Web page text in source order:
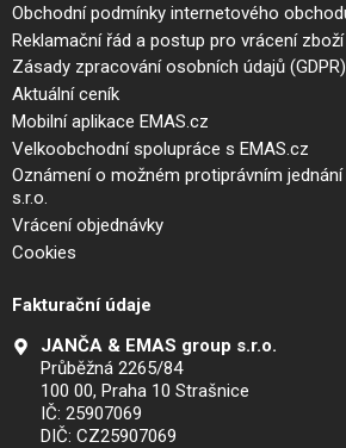
Obchodní podmínky internetového
Reklamační řád a postup pro vrácení zboží
Zásady zpracování osobních údajů (GDPR)
Aktuální ceník
Mobilní aplikace EMAS.cz
Velkoobchodní spolupráce s EMAS.cz
Oznámení o možném protiprávním
s.r.o.
Vrácení objednávky
Cookies
Fakturační údaje
JANČA & EMAS group s.r.o.
Průběžná 2265/84
100 00, Praha 10 Strašnice
IČ: 25907069
DIČ: CZ25907069